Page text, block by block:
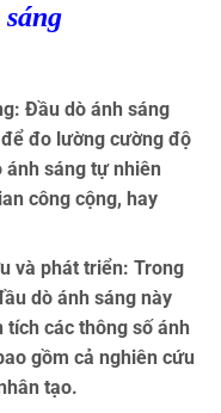
Đầu dò ánh sáng
đo lường cường độ
sáng tự nhiên
công cộng, hay
và phát triển: Trong
dò ánh sáng này
các thông số ánh
gồm cả nghiên cứu
tạo.